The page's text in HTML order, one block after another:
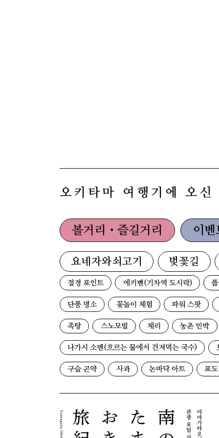
오키타마 여행기에 오신
볼거리・즐길거리 이벤
요네자와쇠고기 벚꽃길
절경 포인트 에키벤(기차역 도시락)
단풍 명소 꽃놀이 체험 파워 스팟
족탕 스노모빌 체리 농촌 민박
나가시 소멘(흐르는 물에서 건져먹는 국수)
구슬 곤약 사과 논바닥 아트 포도